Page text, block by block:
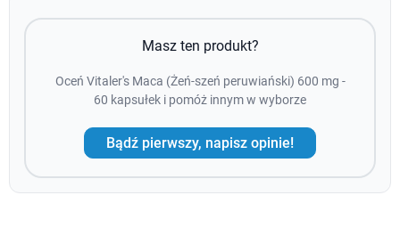
Masz ten produkt?
Oceń Vitaler's Maca (Żeń-szeń peruwiański) 600 mg -
60 kapsułek i pomóż innym w wyborze
Bądź pierwszy, napisz opinie!